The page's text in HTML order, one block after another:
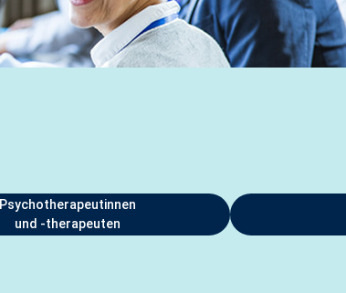
Psychotherapeutinnen
und -therapeuten